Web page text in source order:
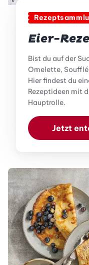
Eier-
Bist du auf der
Omelette,
Hier findest du
Rezeptideen mit
Hauptrolle.
Jetzt